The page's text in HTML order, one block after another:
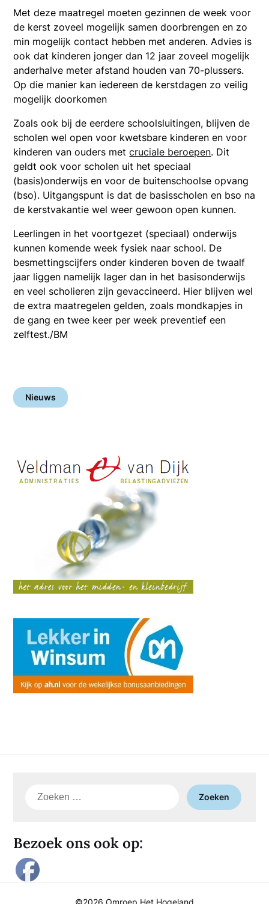
Met deze maatregel moeten gezinnen de week voor
de kerst zoveel mogelijk samen doorbrengen en zo
min mogelijk contact hebben met anderen. Advies is
ook dat kinderen jonger dan 12 jaar zoveel mogelijk
anderhalve meter afstand houden van 70-plussers.
Op die manier kan iedereen de kerstdagen zo veilig
mogelijk doorkomen
Zoals ook bij de eerdere schoolsluitingen, blijven de
scholen wel open voor kwetsbare kinderen en voor
kinderen van ouders metcruciale beroepen. Dit
geldt ook voor scholen uit het speciaal
(basis)onderwijs en voor de buitenschoolse opvang
(bso). Uitgangspunt is dat de basisscholen en bso na
de kerstvakantie wel weer gewoon open kunnen.
Leerlingen in het voortgezet (speciaal) onderwijs
kunnen komende week fysiek naar school. De
besmettingscijfers onder kinderen boven de twaalf
jaar liggen namelijk lager dan in het basisonderwijs
en veel scholieren zijn gevaccineerd. Hier blijven wel
de extra maatregelen gelden, zoals mondkapjes in
de gang en twee keer per week preventief een
zelftest./BM
Nieuws
Zoeken
Bezoek ons ook op:
©2026 Omroep Het Hogeland